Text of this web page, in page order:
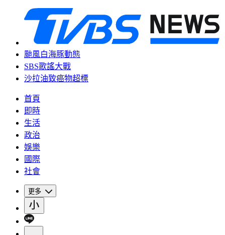
颱風白海豚動態
SBS歌謠大戰
沙拉油致癌物超標
首頁
即時
生活
政治
娛樂
國際
社會
更多